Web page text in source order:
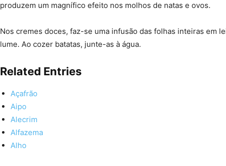
produzem um magnífico efeito nos molhos de natas e ovos.
Nos cremes doces, faz-se uma infusão das folhas inteiras em
lume. Ao cozer batatas, junte-as à água.
Related Entries
Açafrão
Aipo
Alecrim
Alfazema
Alho